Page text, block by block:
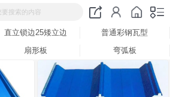
要搜索的内容
直立锁边25矮立边
普通彩钢瓦型
扇形板 弯弧板